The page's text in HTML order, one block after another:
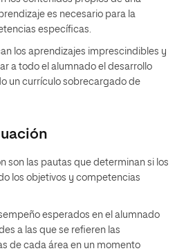
es necesario para la
específicas.
los aprendizajes imprescindibles y
a todo el alumnado el desarrollo
un currículo sobrecargado de
son las pautas que determinan si los
los objetivos y competencias
esperados en el alumnado
a las que se refieren las
de cada área en un momento